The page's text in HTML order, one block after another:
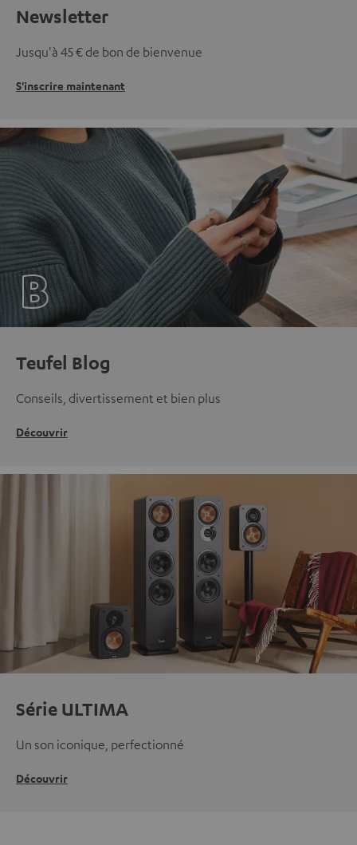
Newsletter
Jusqu'à 45 € de bon de bienvenue
S'inscrire maintenant
Teufel Blog
Conseils, divertissement et bien plus
Découvrir
Série ULTIMA
Un son iconique, perfectionné
Découvrir